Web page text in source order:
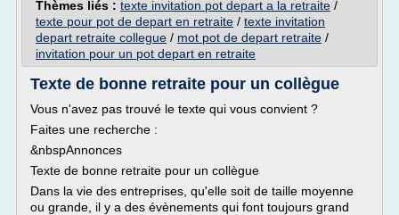
Thèmes liés : texte invitation pot depart a la retraite /
texte pour pot de depart en retraite / texte invitation
depart retraite collegue / mot pot de depart retraite /
invitation pour un pot depart en retraite
Texte de bonne retraite pour un collègue
Vous n'avez pas trouvé le texte qui vous convient ?
Faites une recherche :
&nbspAnnonces
Texte de bonne retraite pour un collègue
Dans la vie des entreprises, qu'elle soit de taille moyenne
ou grande, il y a des évènements qui font toujours grand